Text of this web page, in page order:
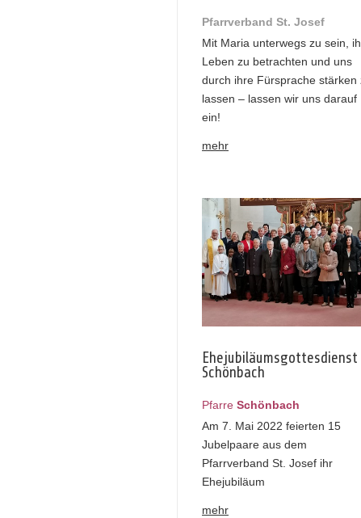
Pfarrverband St. Josef
Mit Maria unterwegs zu sein,
Leben zu betrachten und uns
durch ihre Fürsprache stärken
lassen – lassen wir uns darauf
ein!
mehr
Ehejubiläumsgottesdienst
Schönbach
Pfarre Schönbach
Am 7. Mai 2022 feierten 15
Jubelpaare aus dem
Pfarrverband St. Josef ihr
Ehejubiläum
mehr